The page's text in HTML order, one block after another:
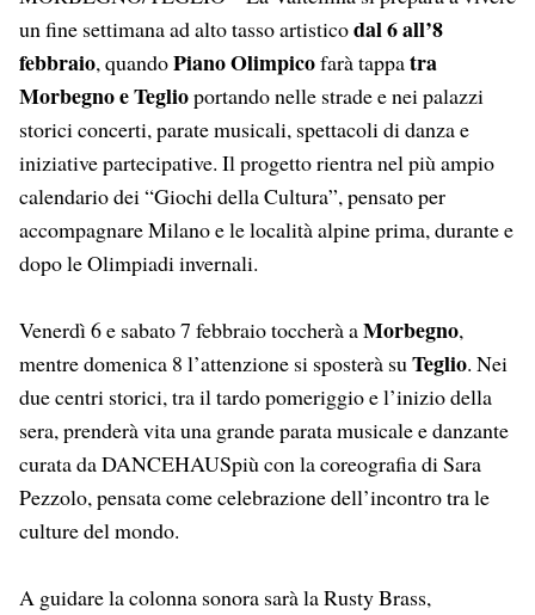
un fine settimana ad alto tasso artisticodal 6 all’8
febbraio, quandoPiano Olimpicofarà tappatra
Morbegno e Teglioportando nelle strade e nei palazzi
storici concerti, parate musicali, spettacoli di danza e
iniziative partecipative. Il progetto rientra nel più ampio
calendario dei “Giochi della Cultura”, pensato per
accompagnare Milano e le località alpine prima, durante e
dopo le Olimpiadi invernali.
Venerdì 6 e sabato 7 febbraio toccherà aMorbegno,
mentre domenica 8 l’attenzione si sposterà suTeglio. Nei
due centri storici, tra il tardo pomeriggio e l’inizio della
sera, prenderà vita una grande parata musicale e danzante
curata da DANCEHAUSpiù con la coreografia di Sara
Pezzolo, pensata come celebrazione dell’incontro tra le
culture del mondo.
A guidare la colonna sonora sarà la Rusty Brass,